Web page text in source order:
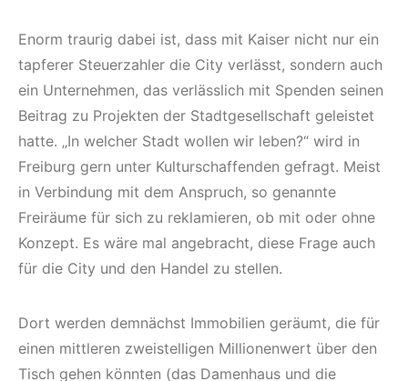
Enorm traurig dabei ist, dass mit Kaiser nicht nur ein
tapferer Steuerzahler die City verlässt, sondern auch
ein Unternehmen, das verlässlich mit Spenden seinen
Beitrag zu Projekten der Stadtgesellschaft geleistet
hatte. „In welcher Stadt wollen wir leben?“ wird in
Freiburg gern unter Kulturschaffenden gefragt. Meist
in Verbindung mit dem Anspruch, so genannte
Freiräume für sich zu reklamieren, ob mit oder ohne
Konzept. Es wäre mal angebracht, diese Frage auch
für die City und den Handel zu stellen.
Dort werden demnächst Immobilien geräumt, die für
einen mittleren zweistelligen Millionenwert über den
Tisch gehen könnten (das Damenhaus und die